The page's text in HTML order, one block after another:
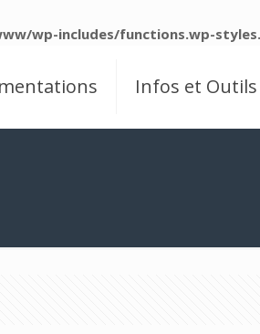
wp-includes/functions.wp-
Infos et Outils